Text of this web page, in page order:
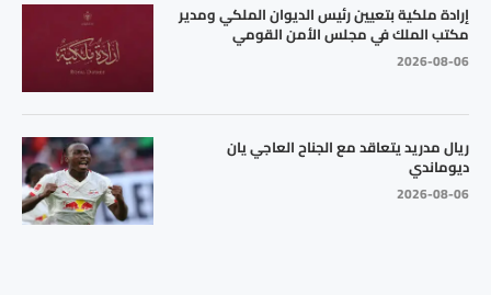
إرادة ملكية بتعيين رئيس الديوان الملكي ومدير
مكتب الملك في مجلس الأمن القومي
2026-08-06
ريال مدريد يتعاقد مع الجناح العاجي يان
ديوماندي
2026-08-06